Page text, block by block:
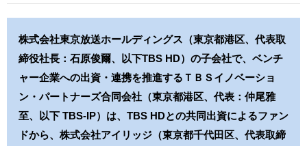
株式会社東京放送ホールディングス（東京都港区、代表取
締役社長：石原俊爾、以下TBS HD）の子会社で、ベンチ
ャー企業への出資・連携を推進するＴＢＳイノベーショ
ン・パートナーズ合同会社（東京都港区、代表：仲尾雅
至、以下 TBS-IP）は、TBS HDとの共同出資によるファン
ドから、株式会社アイリッジ（東京都千代田区、代表取締